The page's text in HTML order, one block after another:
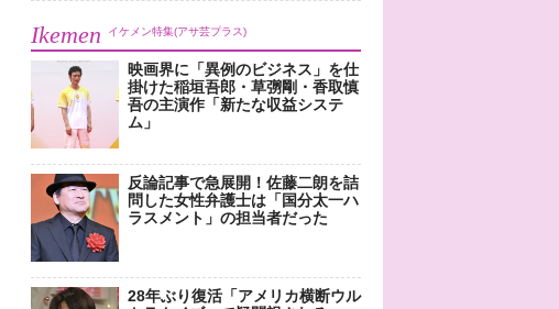
Ikemen イケメン特集(アサ芸プラス)
映画界に「異例のビジネス」を仕
掛けた稲垣吾郎・草彅剛・香取慎
吾の主演作「新たな収益システ
ム」
反論記事で急展開！佐藤二朗を詰
問した女性弁護士は「国分太一ハ
ラスメント」の担当者だった
28年ぶり復活「アメリカ横断ウル